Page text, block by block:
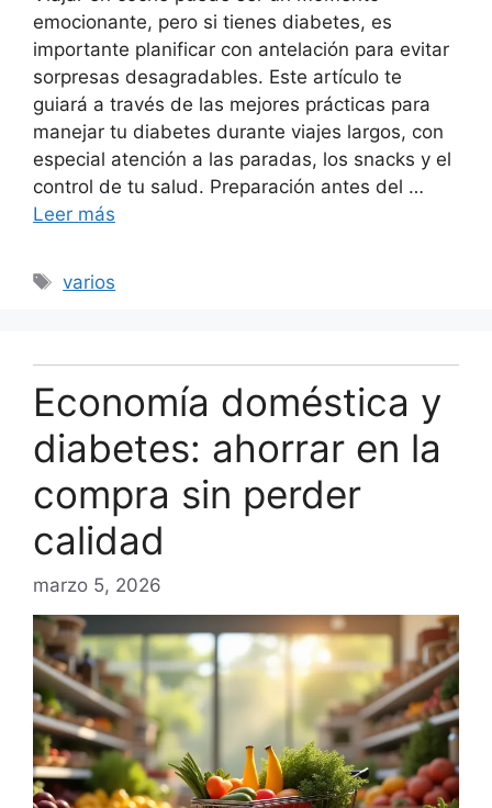
emocionante, pero si tienes diabetes, es
importante planificar con antelación para evitar
sorpresas desagradables. Este artículo te
guiará a través de las mejores prácticas para
manejar tu diabetes durante viajes largos, con
especial atención a las paradas, los snacks y el
control de tu salud. Preparación antes del …
Leer más
Etiquetas
varios
Economía doméstica y
diabetes: ahorrar en la
compra sin perder
calidad
marzo 5, 2026